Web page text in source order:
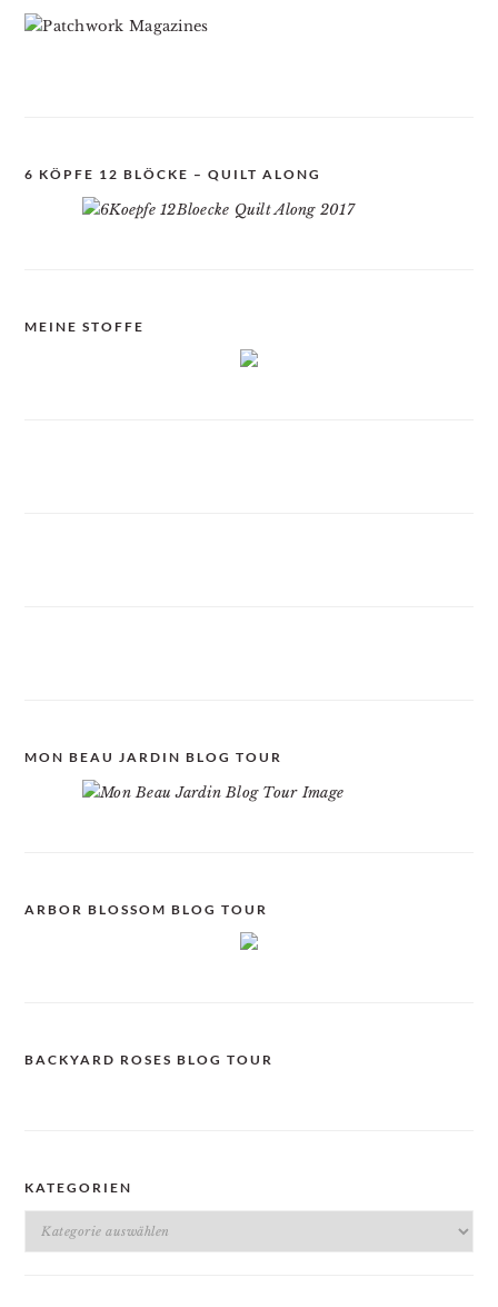
6 KÖPFE 12 BLÖCKE – QUILT ALONG
MEINE STOFFE
MON BEAU JARDIN BLOG TOUR
ARBOR BLOSSOM BLOG TOUR
BACKYARD ROSES BLOG TOUR
KATEGORIEN
Kategorien